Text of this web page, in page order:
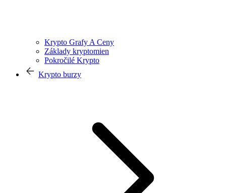
Krypto Grafy A Ceny
Základy kryptomien
Pokročilé Krypto
Krypto burzy